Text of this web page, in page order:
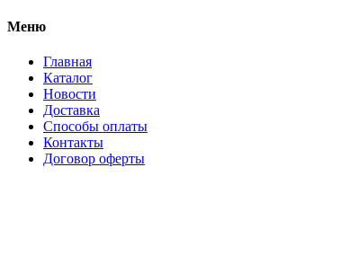
Меню
Главная
Каталог
Новости
Доставка
Способы оплаты
Контакты
Договор оферты